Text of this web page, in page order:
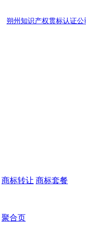
朔州知识产权贯标认证公
商标转让 商标套餐
聚合页